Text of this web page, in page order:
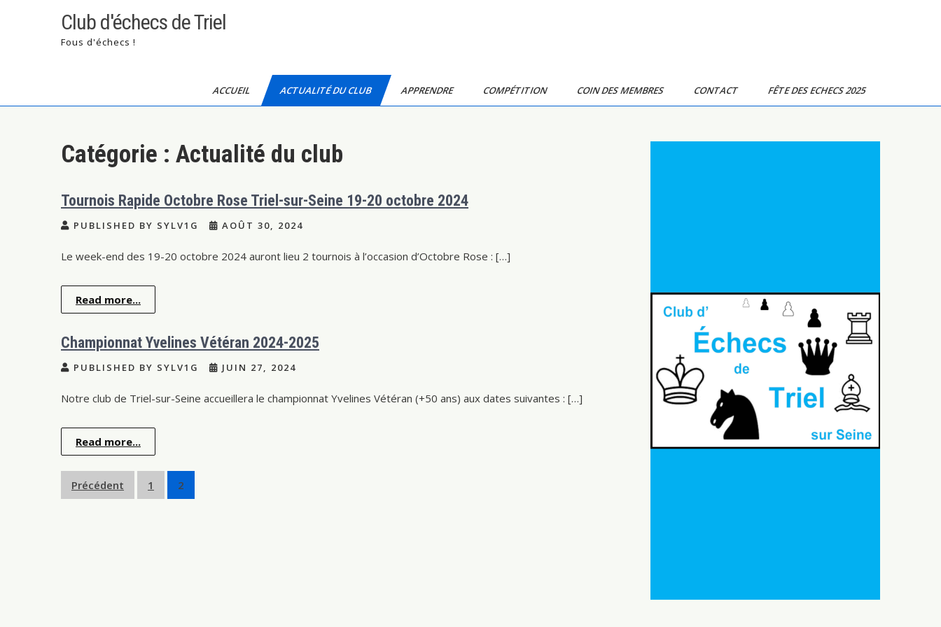
Club d'échecs de Triel
Fous d'échecs !
ACCUEIL ACTUALITÉ DU CLUB APPRENDRE COMPÉTITION COIN DES MEMBRES CONTACT FÊTE DES ECHECS 2025
Catégorie : Actualité du club
Tournois Rapide Octobre Rose Triel-sur-Seine 19-20 octobre 2024
PUBLISHED BY SYLV1G AOÛT 30, 2024
Le week-end des 19-20 octobre 2024 auront lieu 2 tournois à l’occasion d’Octobre Rose : […]
Read more...
Championnat Yvelines Vétéran 2024-2025
PUBLISHED BY SYLV1G JUIN 27, 2024
Notre club de Triel-sur-Seine accueillera le championnat Yvelines Vétéran (+50 ans) aux dates suivantes : […]
Read more...
Navigation
des
Précédent 1 2